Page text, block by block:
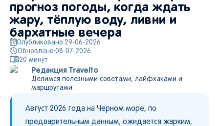
прогноз погоды, когда ждать
жару, тёплую воду, ливни и
бархатные вечера
Опубликовано:29-06-2026
Обновлено:08-07-2026
20 минут
Редакция Travelto
Делимся полезными советами, лайфхаками и
маршрутами.
Август 2026 года на Черном море, по
предварительным данным, ожидается жарким,